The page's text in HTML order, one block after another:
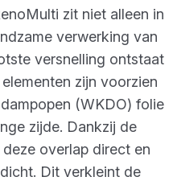
zit niet alleen in
verwerking van
versnelling ontstaat
zijn voorzien
(WKDO) folie
zijde. Dankzij de
overlap direct en
Dit verkleint de